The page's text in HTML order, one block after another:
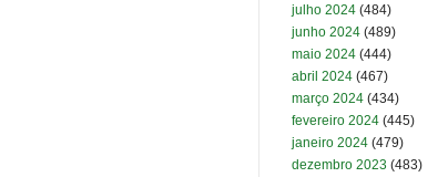
julho 2024 (484)
junho 2024 (489)
maio 2024 (444)
abril 2024 (467)
março 2024 (434)
fevereiro 2024 (445)
janeiro 2024 (479)
dezembro 2023 (483)